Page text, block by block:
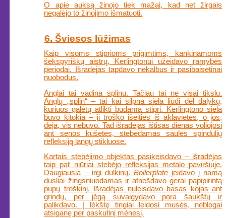
O apie auksą žinojo tiek mažai, kad net žirgais
negalėjo to žinojimo išmatuoti.
6. Šviesos lūžimas
Kaip visoms stiprioms prigimtims, kankinamoms
šekspyriškų aistrų, Kerlingtonui užeidavo ramybės
periodai. Išradėjas tapdavo nekalbus ir pasibaisėtinai
nuobodus.
Anglai tai vadina splinu. Tačiau tai ne visai tikslu.
Anglų „splin“ – tai kai silpna siela liūdi dėl dalykų,
kuriuos galėtų atlikti būdama stipri. Kerlingtono siela
buvo kitokia – ji troško išeities iš aklavietės, o jos,
deja, vis nebuvo. Tad išradėjas ištisas dienas voliojosi
ant senos kušetės, stebėdamas saulės spindulių
refleksiją langų stikluose.
Kartais stebėjimo objektas pasikeisdavo – išradėjas
taip pat niūriai stebėjo refleksijas metalo paviršiuje.
Daugiausia – irgi dulkinų.Boilerplate įeidavo į namą
dusliai žingsniuodamas ir atnešdavo gerai papipirintą
pupų troškinį. Išradėjas nuleisdavo basas kojas ant
grindų, per jėgą suvalgydavo pora šaukštų ir
palikdavo. Į lėkštę tingiai leidosi musės, neblogai
atsiganę per paskutinį mėnesį.